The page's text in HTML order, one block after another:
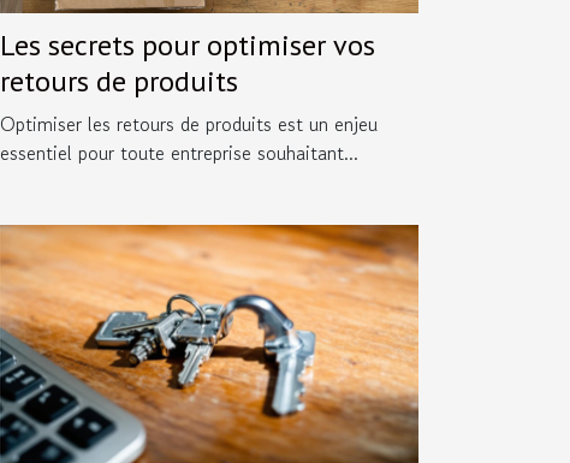
Les secrets pour optimiser vos
retours de produits
Optimiser les retours de produits est un enjeu
essentiel pour toute entreprise souhaitant...